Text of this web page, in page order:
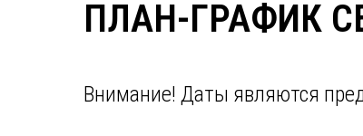
ПЛАН-ГРАФИК
Внимание! Даты являются